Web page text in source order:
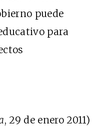
puede
para
, 29 de enero 2011)